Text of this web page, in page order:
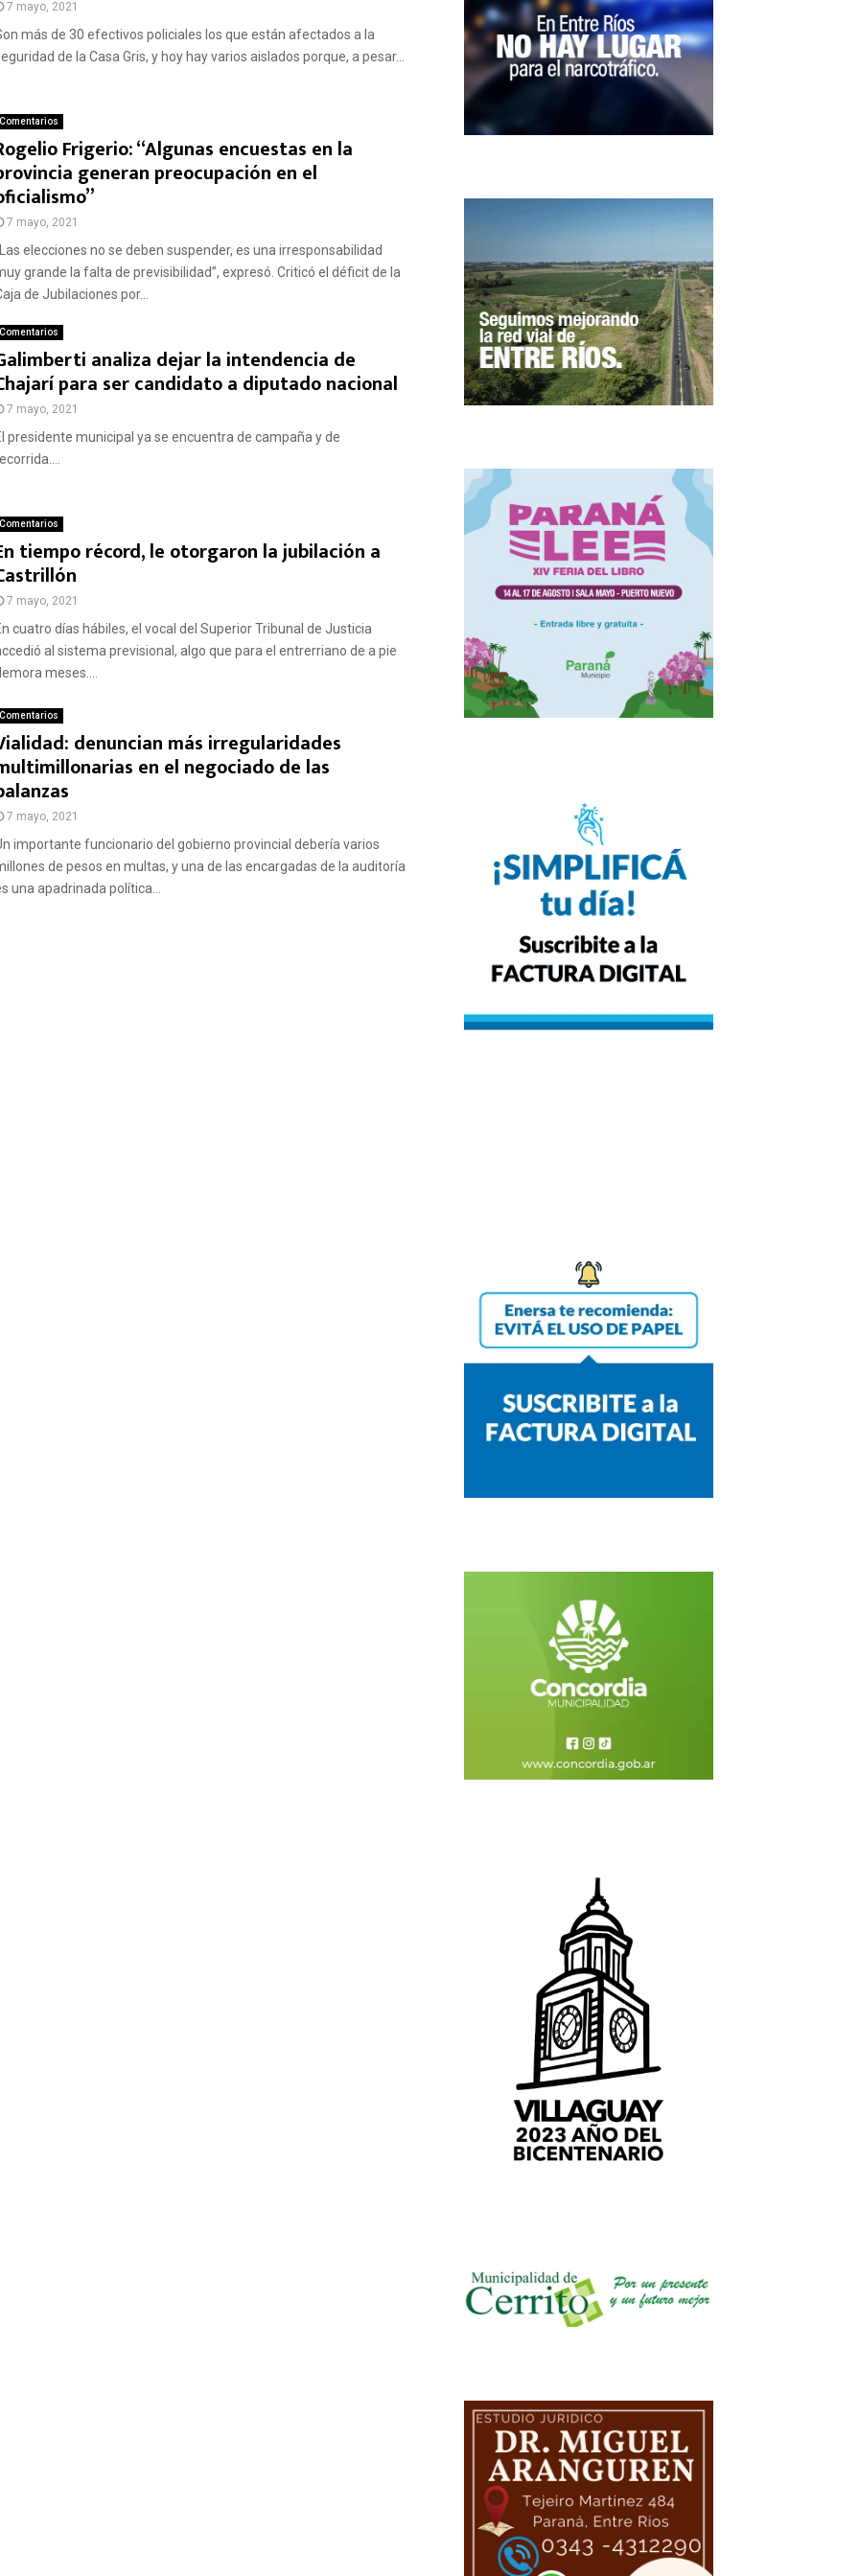
7 mayo, 2021
más de 30 efectivos policiales los que están afectados a la
de la Casa Gris, y hoy hay varios aislados porque, a pesar...
Comentarios
Frigerio: “Algunas encuestas en la
generan preocupación en el
7 mayo, 2021
elecciones no se deben suspender, es una irresponsabilidad
grande la falta de previsibilidad”, expresó. Criticó el déficit de la
de Jubilaciones por...
Comentarios
analiza dejar la intendencia de
para ser candidato a diputado nacional
7 mayo, 2021
presidente municipal ya se encuentra de campaña y de
Comentarios
tiempo récord, le otorgaron la jubilación a
7 mayo, 2021
cuatro días hábiles, el vocal del Superior Tribunal de Justicia
al sistema previsional, algo que para el entrerriano de a pie
meses....
Comentarios
denuncian más irregularidades
en el negociado de las
7 mayo, 2021
importante funcionario del gobierno provincial debería varios
de pesos en multas, y una de las encargadas de la auditoría
una apadrinada política...